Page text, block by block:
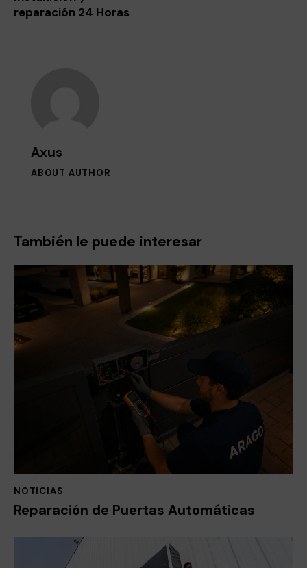
reparación 24 Horas
Axus
ABOUT AUTHOR
También le puede interesar
NOTICIAS
Reparación de Puertas Automáticas